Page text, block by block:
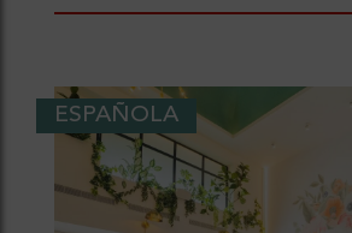
ESPAÑOLA